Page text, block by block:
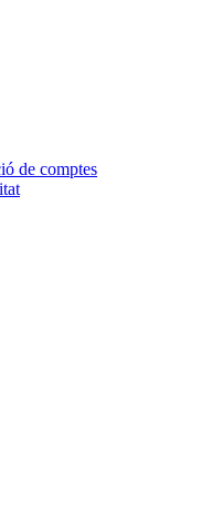
de comptes